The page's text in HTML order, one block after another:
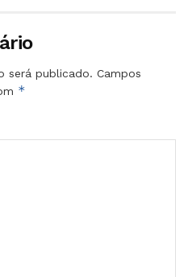
será publicado. Campos
*